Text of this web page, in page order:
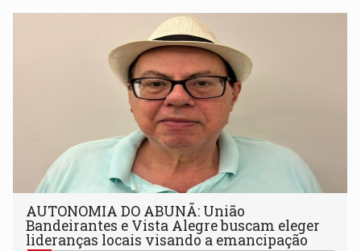
AUTONOMIA DO ABUNÃ: União
Bandeirantes e Vista Alegre buscam eleger
lideranças locais visando a emancipação